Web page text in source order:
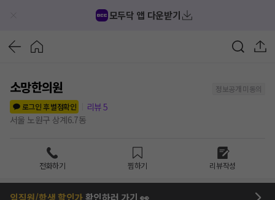
모두닥 앱 다운받기
소망한의원
정보공개 미동의
로그인 후 별점확인
리뷰5
서울 노원구 상계6.7동
전화하기 찜하기 리뷰작성
임직원/학생 할인가확인하러 가기 👀